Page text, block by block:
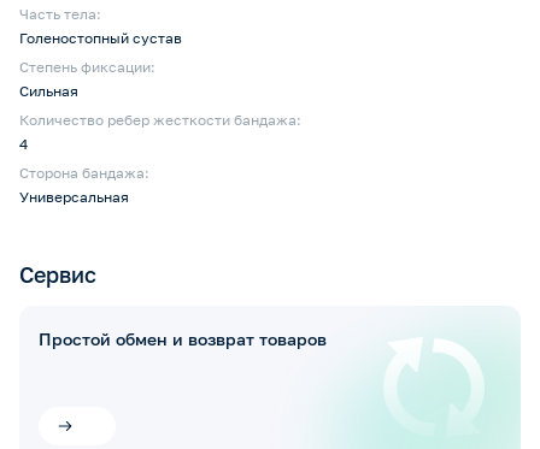
Часть тела:
Голеностопный сустав
Степень фиксации:
Сильная
Количество ребер жесткости бандажа:
4
Сторона бандажа:
Универсальная
Сервис
Простой обмен и возврат товаров